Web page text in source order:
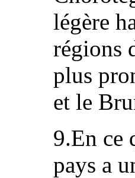
légère
régions
plus
et le
9.En ce
pays a